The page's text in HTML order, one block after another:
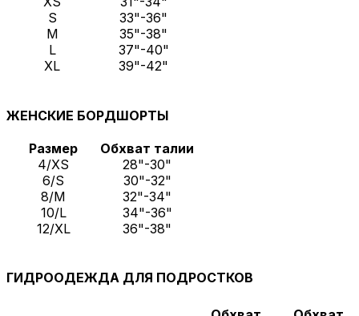
S
33"-36"
M
35"-38"
L
37"-40"
XL
39"-42"
ЖЕНСКИЕ БОРДШОРТЫ
Размер
Обхват талии
4/XS
28"-30"
6/S
30"-32"
8/M
32"-34"
10/L
34"-36"
12/XL
36"-38"
ГИДРООДЕЖДА ДЛЯ ПОДРОСТКОВ